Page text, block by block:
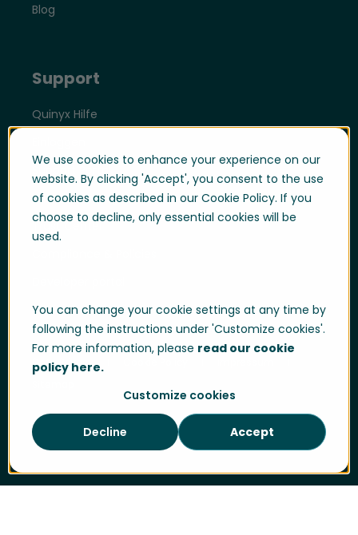
We use cookies to enhance your experience on our
website. By clicking 'Accept', you consent to the use
of cookies as described in our Cookie Policy. If you
choose to decline, only essential cookies will be
used.
You can change your cookie settings at any time by
following the instructions under 'Customize cookies'.
For more information, please read our cookie
policy here.
Customize cookies
Accept
Decline
Blog
Support
Quinyx Hilfe
Whistle blowing
Trust Center
Data Privacy